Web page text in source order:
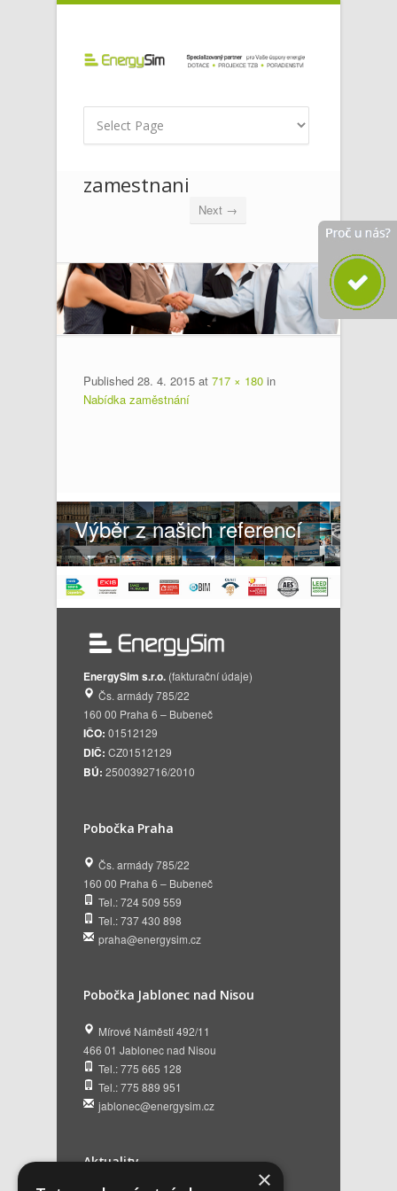
zamestnani
Next →
Published 28. 4. 2015 at 717 × 180 in
Nabídka zaměstnání
Výběr z našich referencí
EnergySim s.r.o. (fakturační údaje)
Čs. armády 785/22
160 00 Praha 6 – Bubeneč
IČO: 01512129
DIČ: CZ01512129
BÚ: 2500392716/2010
Pobočka Praha
Čs. armády 785/22
160 00 Praha 6 – Bubeneč
Tel.: 724 509 559
Tel.: 737 430 898
praha@energysim.cz
Pobočka Jablonec nad Nisou
Mírové Náměstí 492/11
466 01 Jablonec nad Nisou
Tel.: 775 665 128
Tel.: 775 889 951
jablonec@energysim.cz
Aktuality
×